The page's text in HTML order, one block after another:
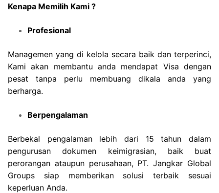
Kenapa Memilih Kami ?
Profesional
Managemen yang di kelola secara baik dan terperinci,
Kami akan membantu anda mendapat Visa dengan
pesat tanpa perlu membuang dikala anda yang
berharga.
Berpengalaman
Berbekal pengalaman lebih dari 15 tahun dalam
pengurusan dokumen keimigrasian, baik buat
perorangan ataupun perusahaan, PT. Jangkar Global
Groups siap memberikan solusi terbaik sesuai
keperluan Anda.